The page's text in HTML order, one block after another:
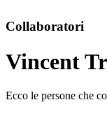
Collaboratori
Vincent
Ecco le persone che